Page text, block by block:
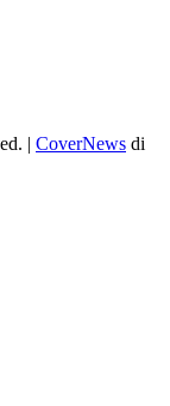
| CoverNews di